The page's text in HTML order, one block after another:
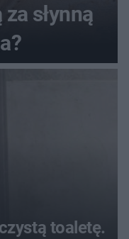
słynną
toaletę.